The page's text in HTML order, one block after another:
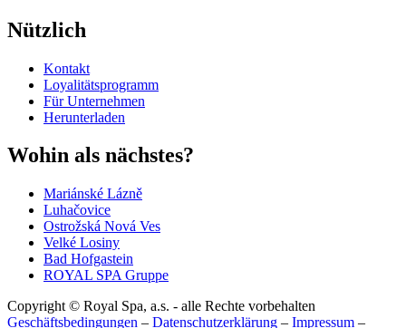
Nützlich
Kontakt
Loyalitätsprogramm
Für Unternehmen
Herunterladen
Wohin als nächstes?
Mariánské Lázně
Luhačovice
Ostrožská Nová Ves
Velké Losiny
Bad Hofgastein
ROYAL SPA Gruppe
Copyright © Royal Spa, a.s. - alle Rechte vorbehalten
Geschäftsbedingungen – Datenschutzerklärung – Impressum –